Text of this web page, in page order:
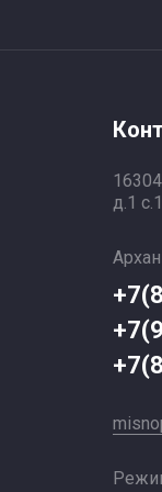
д.1